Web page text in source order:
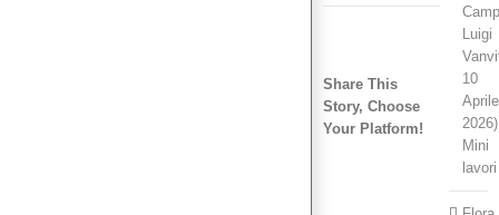
Share This
Story, Choose
Your Platform!
Luigi
10
Aprile
Mini
lavori